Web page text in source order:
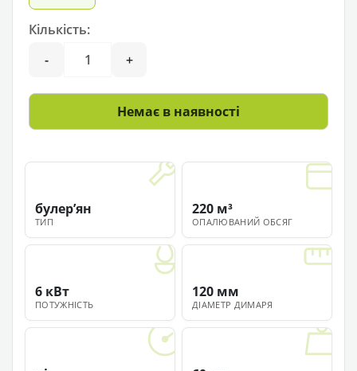
Кількість:
-
+
Немає в наявності
ТИП
булерʼян
ОПАЛЮВАНИЙ ОБСЯГ
220 м³
ПОТУЖНІСТЬ
6 кВт
ДІАМЕТР ДИМАРЯ
120 мм